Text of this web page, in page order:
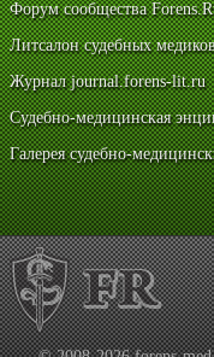
Форум сообщества
Литсалон судебных
Журнал journal.forens-lit.ru
Судебно-медицинская
Галерея судебно-